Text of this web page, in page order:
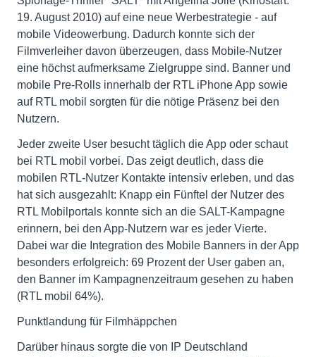
19. August 2010) auf eine neue Werbestrategie - auf
mobile Videowerbung. Dadurch konnte sich der
Filmverleiher davon überzeugen, dass Mobile-Nutzer
eine höchst aufmerksame Zielgruppe sind. Banner und
mobile Pre-Rolls innerhalb der RTL iPhone App sowie
auf RTL mobil sorgten für die nötige Präsenz bei den
Nutzern.
Jeder zweite User besucht täglich die App oder schaut
bei RTL mobil vorbei. Das zeigt deutlich, dass die
mobilen RTL-Nutzer Kontakte intensiv erleben, und das
hat sich ausgezahlt: Knapp ein Fünftel der Nutzer des
RTL Mobilportals konnte sich an die SALT-Kampagne
erinnern, bei den App-Nutzern war es jeder Vierte.
Dabei war die Integration des Mobile Banners in der App
besonders erfolgreich: 69 Prozent der User gaben an,
den Banner im Kampagnenzeitraum gesehen zu haben
(RTL mobil 64%).
Punktlandung für Filmhäppchen
Darüber hinaus sorgte die von IP Deutschland